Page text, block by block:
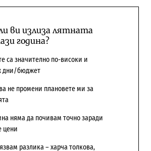
ви излиза лятната
година?
са значително по-високи и
дни/бюджет
не промени плановете ми за
няма да почивам точно заради
цени
разлика – харча толкова,